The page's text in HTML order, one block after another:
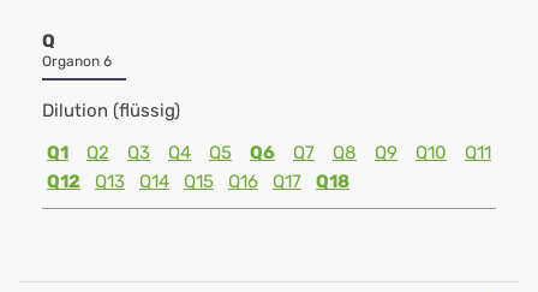
Q
Organon 6
Dilution (flüssig)
Q1
Q2 Q3 Q4 Q5 Q6 Q7 Q8 Q9 Q10
Q11
Q12
Q13 Q14 Q15 Q16 Q17 Q18